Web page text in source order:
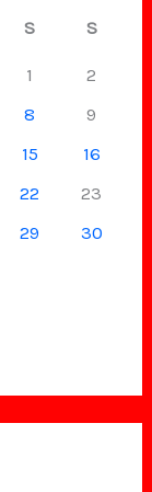
S S
1
2
8
9
15
16
22
23
29
30